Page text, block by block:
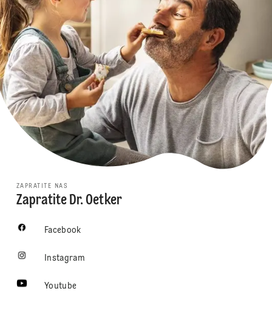
ZAPRATITE NAS
Zapratite Dr. Oetker
Facebook
Instagram
Youtube